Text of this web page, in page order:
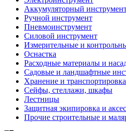
Аккумуляторный
Ручной инструмент
Пневмоинструмент
Силовой инструмент
Измерительные и
Оснастка
Расходные материалы и
Садовые и ландшафтные
Хранение и
Сейфы, стеллажи, шкафы
Лестницы
Защитная экипировка и
Прочие строительные и